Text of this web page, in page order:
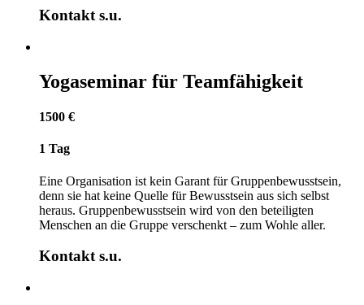
Kontakt s.u.
Yogaseminar für Teamfähigkeit
1500 €
1 Tag
Eine Organisation ist kein Garant für Gruppenbewusstsein,
denn sie hat keine Quelle für Bewusstsein aus sich selbst
heraus. Gruppenbewusstsein wird von den beteiligten
Menschen an die Gruppe verschenkt – zum Wohle aller.
Kontakt s.u.